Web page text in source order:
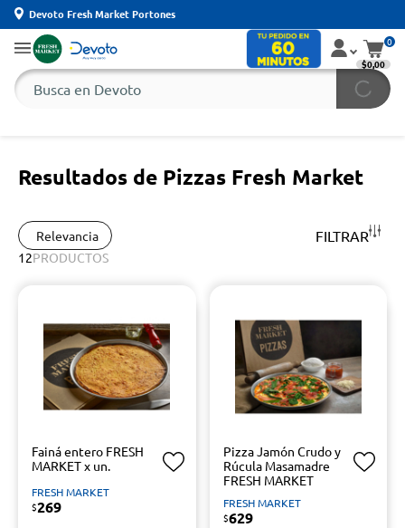
Devoto Fresh Market Portones
0
$0,00
Resultados de Pizzas Fresh Market
Relevancia FILTRAR
12PRODUCTOS
Fainá entero FRESH
MARKET x un.
FRESH MARKET
$269
Pizza Jamón Crudo y
Rúcula Masamadre
FRESH MARKET
FRESH MARKET
$629